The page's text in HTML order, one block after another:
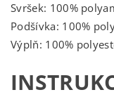
Svršek: 100%
Podšívka: 100%
Výplň: 100%